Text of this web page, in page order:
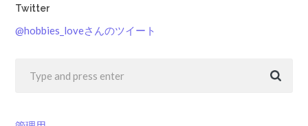
Twitter
@hobbies_loveさんのツイート
管理用